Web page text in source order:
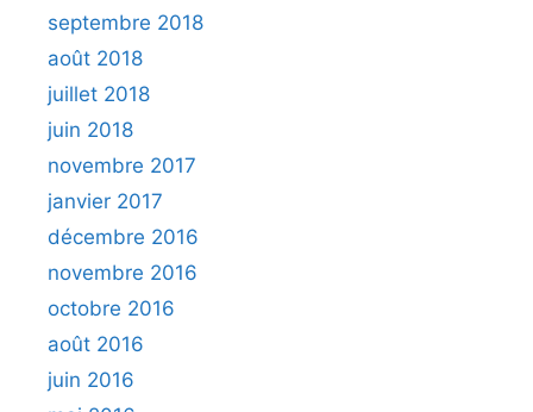
septembre 2018
août 2018
juillet 2018
juin 2018
novembre 2017
janvier 2017
décembre 2016
novembre 2016
octobre 2016
août 2016
juin 2016